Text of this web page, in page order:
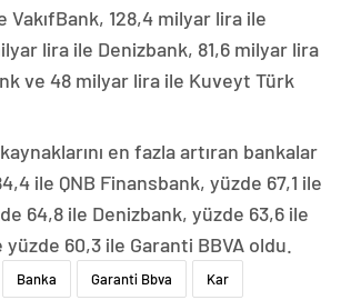
VakıfBank, 128,4 milyar lira ile
lira ile Denizbank, 81,6 milyar lira
ve 48 milyar lira ile Kuveyt Türk
en fazla artıran bankalar
ile QNB Finansbank, yüzde 67,1 ile
64,8 ile Denizbank, yüzde 63,6 ile
yüzde 60,3 ile Garanti BBVA oldu.
Banka Garanti Bbva Kar